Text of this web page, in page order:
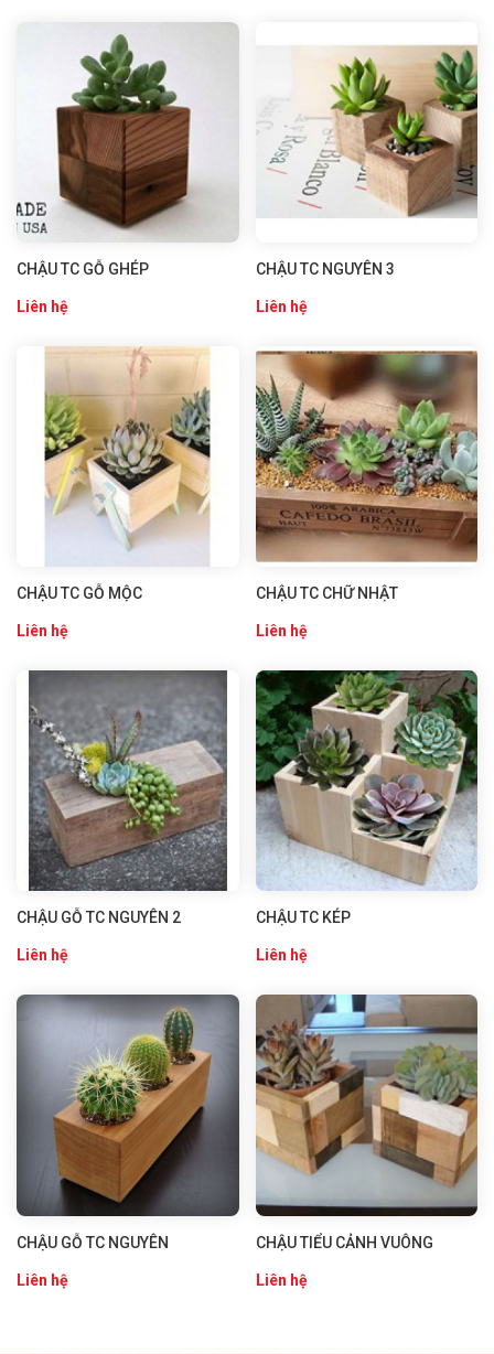
CHẬU TC GỖ GHÉP
Liên hệ
CHẬU TC NGUYÊN 3
Liên hệ
CHẬU TC GỖ MỘC
Liên hệ
CHẬU TC CHỮ NHẬT
Liên hệ
CHẬU GỖ TC NGUYÊN 2
Liên hệ
CHẬU TC KÉP
Liên hệ
CHẬU GỖ TC NGUYÊN
Liên hệ
CHẬU TIỂU CẢNH VUÔNG
Liên hệ